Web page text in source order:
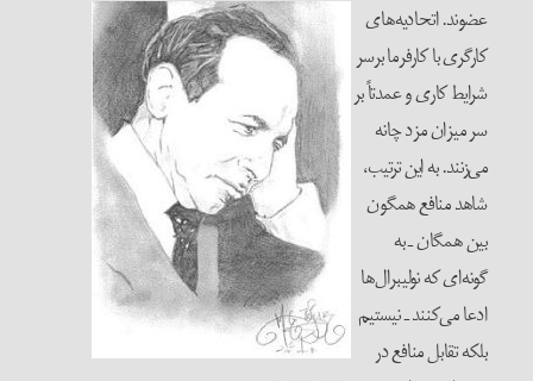
عضوند. اتحادیه‌های
کارگری با کارفرما برسر
شرایط کاری و عمدتاً بر
سر میزان مزد چانه
می‌زنند. به این ترتیب،
شاهد منافع همگون
بین همگان ـ به
گونه‌ای که نولیبرال‌ها
ادعا می‌کنند ـ نیستیم
بلکه تقابل منافع در